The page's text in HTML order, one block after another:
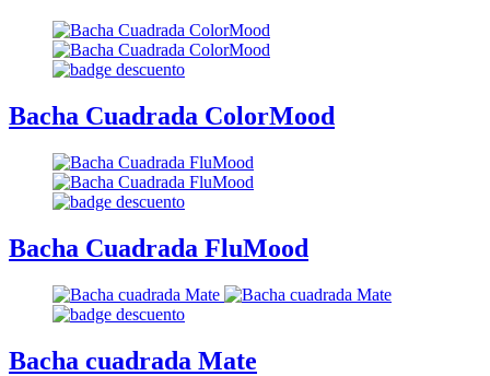
Bacha Cuadrada ColorMood
Bacha Cuadrada FluMood
Bacha cuadrada Mate